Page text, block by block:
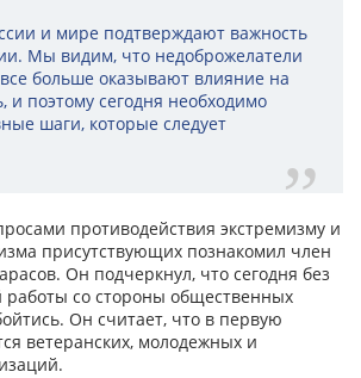
и мире подтверждают важность
Мы видим, что недоброжелатели
больше оказывают влияние на
и поэтому сегодня необходимо
шаги, которые следует
противодействия экстремизму и
присутствующих познакомил член
Он подчеркнул, что сегодня без
работы со стороны общественных
Он считает, что в первую
ветеранских, молодежных и